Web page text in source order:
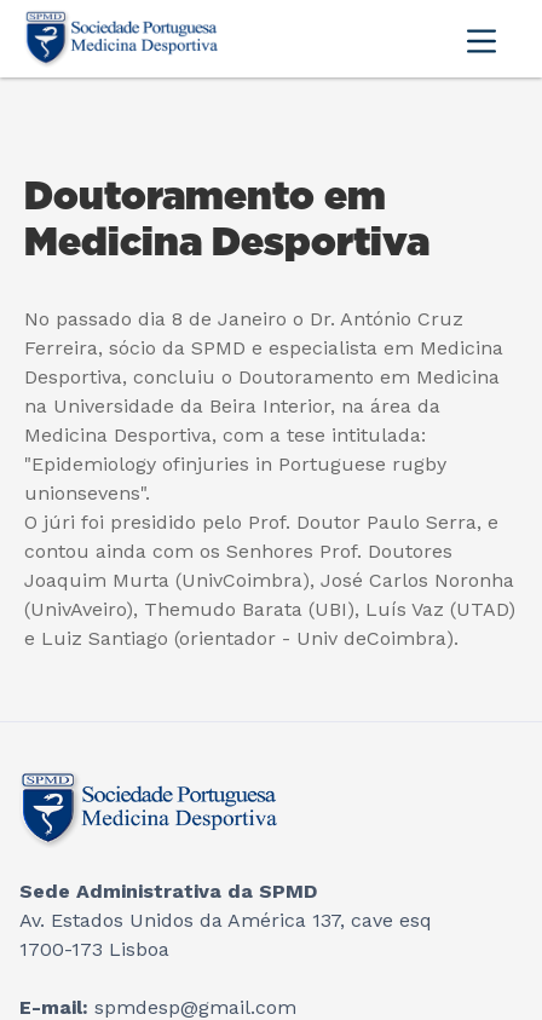
Doutoramento em
Medicina Desportiva
No passado dia 8 de Janeiro o Dr. António Cruz
Ferreira, sócio da SPMD e especialista em Medicina
Desportiva, concluiu o Doutoramento em Medicina
na Universidade da Beira Interior, na área da
Medicina Desportiva, com a tese intitulada:
"Epidemiology ofinjuries in Portuguese rugby
unionsevens".
O júri foi presidido pelo Prof. Doutor Paulo Serra, e
contou ainda com os Senhores Prof. Doutores
Joaquim Murta (UnivCoimbra), José Carlos Noronha
(UnivAveiro), Themudo Barata (UBI), Luís Vaz (UTAD)
e Luiz Santiago (orientador - Univ deCoimbra).
Sede Administrativa da SPMD
Av. Estados Unidos da América 137, cave esq
1700-173 Lisboa
E-mail: spmdesp@gmail.com